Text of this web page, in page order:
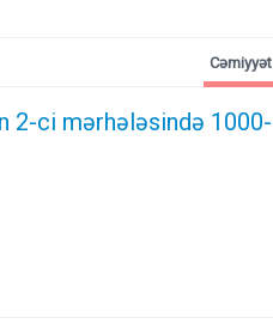
2-ci mərhələsində 1000-
Cəmiyyət